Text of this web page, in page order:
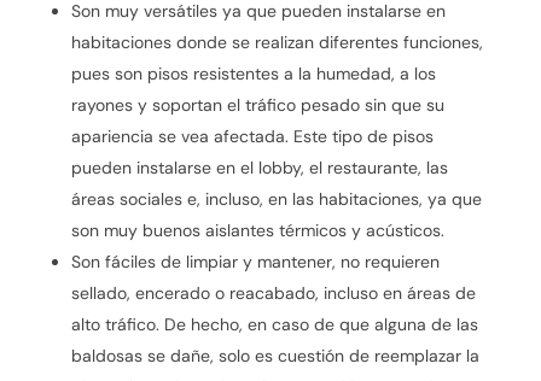
Son muy versátiles ya que pueden instalarse en
habitaciones donde se realizan diferentes funciones,
pues son pisos resistentes a la humedad, a los
rayones y soportan el tráfico pesado sin que su
apariencia se vea afectada. Este tipo de pisos
pueden instalarse en el lobby, el restaurante, las
áreas sociales e, incluso, en las habitaciones, ya que
son muy buenos aislantes térmicos y acústicos.
Son fáciles de limpiar y mantener, no requieren
sellado, encerado o reacabado, incluso en áreas de
alto tráfico. De hecho, en caso de que alguna de las
baldosas se dañe, solo es cuestión de reemplazar la